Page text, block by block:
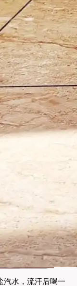
汽水，流汗后喝一